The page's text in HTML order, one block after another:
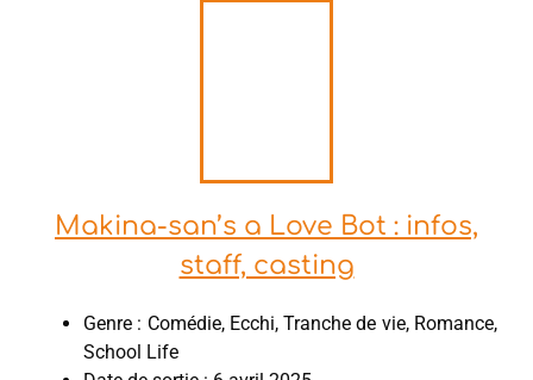
Makina-san’s a Love Bot : infos,
staff, casting
Genre : Comédie, Ecchi, Tranche de vie, Romance,
School Life